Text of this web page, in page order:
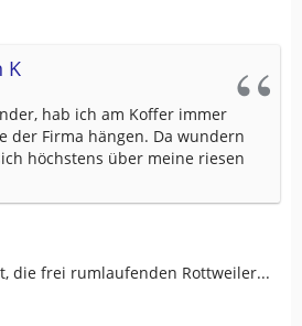
K
hab ich am Koffer immer
der Firma hängen. Da wundern
höchstens über meine riesen
die frei rumlaufenden Rottweiler...